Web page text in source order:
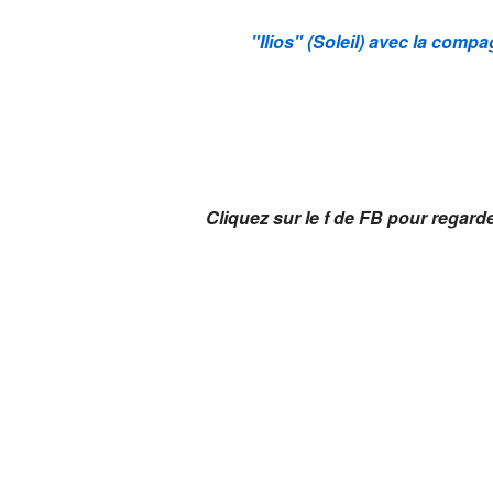
"Ilios" (Soleil) avec la
Cliquez sur le f de FB pour